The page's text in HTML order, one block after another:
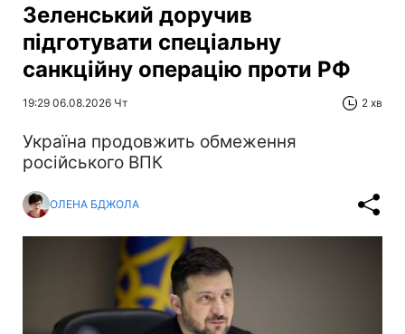
Зеленський доручив
підготувати спеціальну
санкційну операцію проти РФ
19:29 06.08.2026 Чт 2 хв
Україна продовжить обмеження
російського ВПК
ОЛЕНА БДЖОЛА